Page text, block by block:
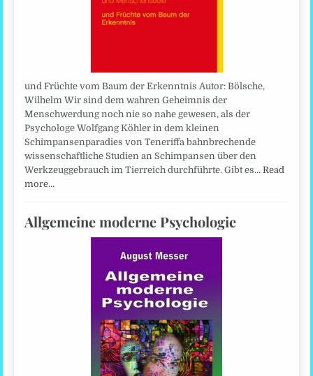
und Früchte vom Baum der Erkenntnis Autor: Bölsche,
Wilhelm Wir sind dem wahren Geheimnis der
Menschwerdung noch nie so nahe gewesen, als der
Psychologe Wolfgang Köhler in dem kleinen
Schimpansenparadies von Teneriffa bahnbrechende
wissenschaftliche Studien an Schimpansen über den
Werkzeuggebrauch im Tierreich durchführte. Gibt es…Read
more…
Allgemeine moderne Psychologie